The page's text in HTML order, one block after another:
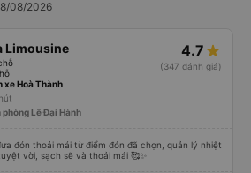
08/2026
Limousine 4.7
(347 đánh giá)
xe Hoà Thành
phòng Lê Đại Hành
đón thoải mái từ điểm đón đã chọn, quản lý nhiệt
vời, sạch sẽ và thoải mái 🥰✨